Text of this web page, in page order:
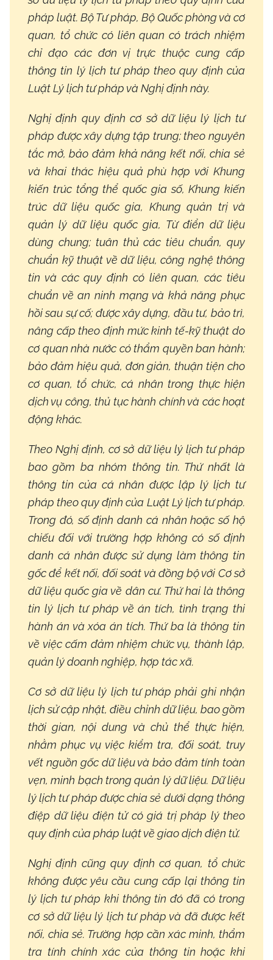
pháp luật. Bộ Tư pháp, Bộ Quốc phòng và cơ
quan, tổ chức có liên quan có trách nhiệm
chỉ đạo các đơn vị trực thuộc cung cấp
thông tin lý lịch tư pháp theo quy định của
Luật Lý lịch tư pháp và Nghị định này.
Nghị định quy định cơ sở dữ liệu lý lịch tư
pháp được xây dựng tập trung; theo nguyên
tắc mở, bảo đảm khả năng kết nối, chia sẻ
và khai thác hiệu quả phù hợp với Khung
kiến trúc tổng thể quốc gia số, Khung kiến
trúc dữ liệu quốc gia, Khung quản trị và
quản lý dữ liệu quốc gia, Từ điển dữ liệu
dùng chung; tuân thủ các tiêu chuẩn, quy
chuẩn kỹ thuật về dữ liệu, công nghệ thông
tin và các quy định có liên quan, các tiêu
chuẩn về an ninh mạng và khả năng phục
hồi sau sự cố; được xây dựng, đầu tư, bảo trì,
nâng cấp theo định mức kinh tế-kỹ thuật do
cơ quan nhà nước có thẩm quyền ban hành;
bảo đảm hiệu quả, đơn giản, thuận tiện cho
cơ quan, tổ chức, cá nhân trong thực hiện
dịch vụ công, thủ tục hành chính và các hoạt
động khác.
Theo Nghị định, cơ sở dữ liệu lý lịch tư pháp
bao gồm ba nhóm thông tin. Thứ nhất là
thông tin của cá nhân được lập lý lịch tư
pháp theo quy định của Luật Lý lịch tư pháp.
Trong đó, số định danh cá nhân hoặc số hộ
chiếu đối với trường hợp không có số định
danh cá nhân được sử dụng làm thông tin
gốc để kết nối, đối soát và đồng bộ với Cơ sở
dữ liệu quốc gia về dân cư. Thứ hai là thông
tin lý lịch tư pháp về án tích, tình trạng thi
hành án và xóa án tích. Thứ ba là thông tin
về việc cấm đảm nhiệm chức vụ, thành lập,
quản lý doanh nghiệp, hợp tác xã.
Cơ sở dữ liệu lý lịch tư pháp phải ghi nhận
lịch sử cập nhật, điều chỉnh dữ liệu, bao gồm
thời gian, nội dung và chủ thể thực hiện,
nhằm phục vụ việc kiểm tra, đối soát, truy
vết nguồn gốc dữ liệu và bảo đảm tính toàn
vẹn, minh bạch trong quản lý dữ liệu. Dữ liệu
lý lịch tư pháp được chia sẻ dưới dạng thông
điệp dữ liệu điện tử có giá trị pháp lý theo
quy định của pháp luật về giao dịch điện tử.
Nghị định cũng quy định cơ quan, tổ chức
không được yêu cầu cung cấp lại thông tin
lý lịch tư pháp khi thông tin đó đã có trong
cơ sở dữ liệu lý lịch tư pháp và đã được kết
nối, chia sẻ. Trường hợp cần xác minh, thẩm
tra tính chính xác của thông tin hoặc khi